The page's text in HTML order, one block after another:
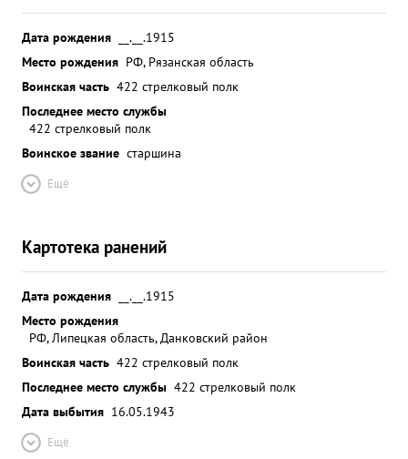
Дата рождения
__.__.1915
Место рождения РФ, Рязанская область
Воинская часть 422 стрелковый полк
Последнее место службы
422 стрелковый полк
Воинское звание старшина
Ещё
Картотека ранений
Дата рождения
__.__.1915
Место рождения
РФ, Липецкая область, Данковский район
Воинская часть 422 стрелковый полк
Последнее место службы 422 стрелковый полк
Дата выбытия 16.05.1943
Ещё